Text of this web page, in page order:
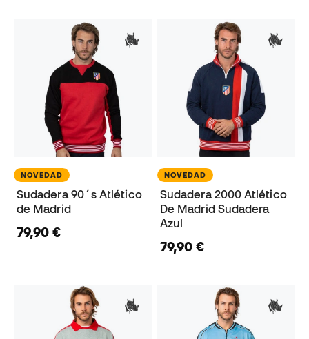
NOVEDAD
Sudadera 90´s Atlético
de Madrid
79,90 €
NOVEDAD
Sudadera 2000 Atlético
De Madrid Sudadera
Azul
79,90 €